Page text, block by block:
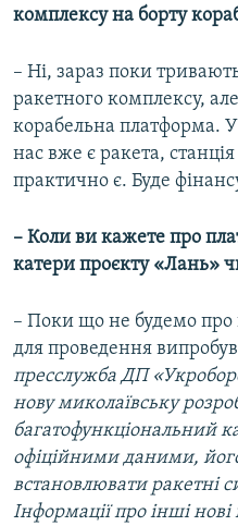
комплексу на борту
– Ні, зараз поки
ракетного комплексу,
корабельна платформа.
нас вже є ракета,
практично є. Буде
– Коли ви кажете про
катери проєкту «Лань»
– Поки що не будемо
для проведення
пресслужба ДП
нову миколаївську
багатофункціональний
офіційними даними,
встановлювати ракетні
Інформації про інші